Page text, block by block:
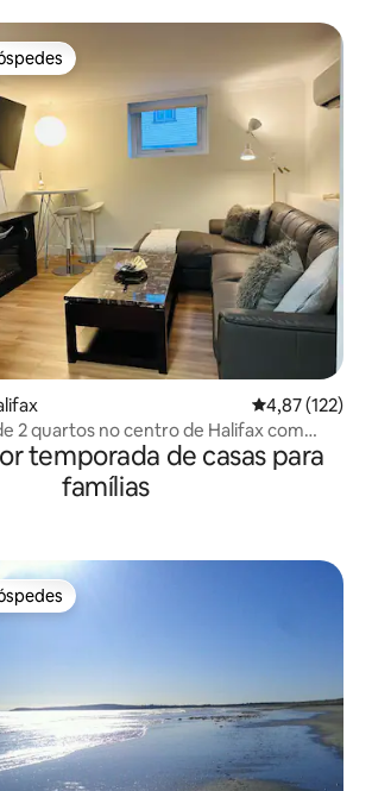
4,87 de uma
4,87 (122)
2 quartos no centro de Halifax com
temporada de casas para
famílias